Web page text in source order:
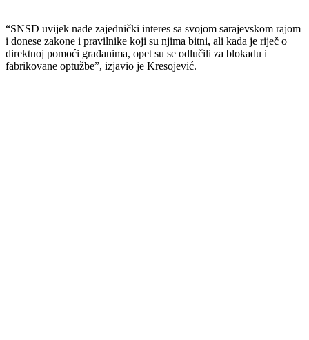
“SNSD uvijek nađe zajednički interes sa svojom sarajevskom rajom
i donese zakone i pravilnike koji su njima bitni, ali kada je riječ o
direktnoj pomoći građanima, opet su se odlučili za blokadu i
fabrikovane optužbe”, izjavio je Kresojević.